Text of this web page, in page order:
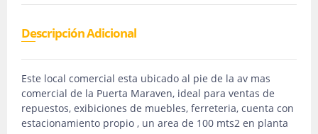
Descripción Adicional
Este local comercial esta ubicado al pie de la av mas
comercial de la Puerta Maraven, ideal para ventas de
repuestos, exibiciones de muebles, ferreteria, cuenta con
estacionamiento propio , un area de 100 mts2 en planta